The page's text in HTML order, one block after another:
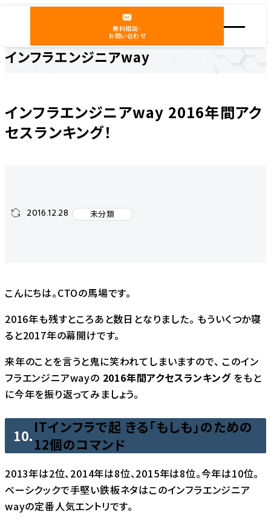
無料相談・
お問い合わせ
インフラエンジニアway
インフラエンジニアway 2016年間アク
セスランキング！
2016.12.28 未分類
こんにちは。CTOの馬場です。
2016年も残すところあと数日となりました。 もういくつか寝
ると2017年の幕開けです。
来年のことを言うと鬼に笑われてしまいますので、 このイン
フラエンジニアwayの 2016年間アクセスランキングをもと
に今年を振り返ってみましょう。
10.ITインフラで起 きる「もしも」のための
12個のコマンド
2013年は2位、2014年は8位、2015年は8位。今年は10位。
ベーシクックで手堅い鉄板ネタはこのインフラエンジニア
wayの定番人気エントリです。